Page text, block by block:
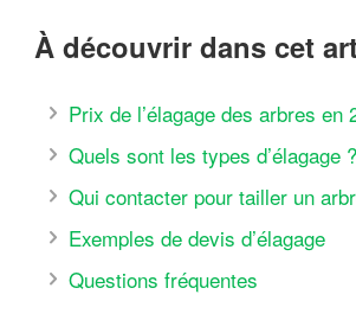
À découvrir dans cet
Prix de l’élagage des arbres en
Quels sont les types d’élagage ?
Qui contacter pour tailler un
Exemples de devis d’élagage
Questions fréquentes